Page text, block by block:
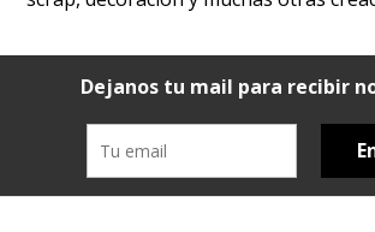
Dejanos tu mail para recibir